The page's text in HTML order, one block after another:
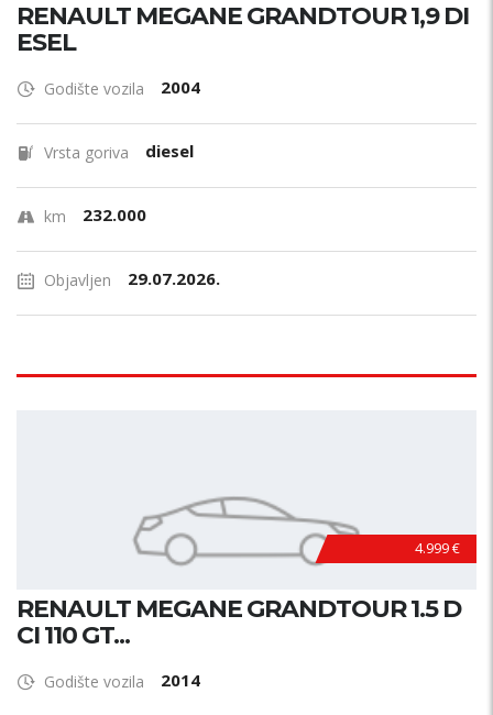
RENAULT MEGANE GRANDTOUR 1,9 DI
ESEL
Godište vozila 2004
Vrsta goriva diesel
km 232.000
Objavljen 29.07.2026.
4.999 €
RENAULT MEGANE GRANDTOUR 1.5 D
CI 110 GT...
Godište vozila 2014